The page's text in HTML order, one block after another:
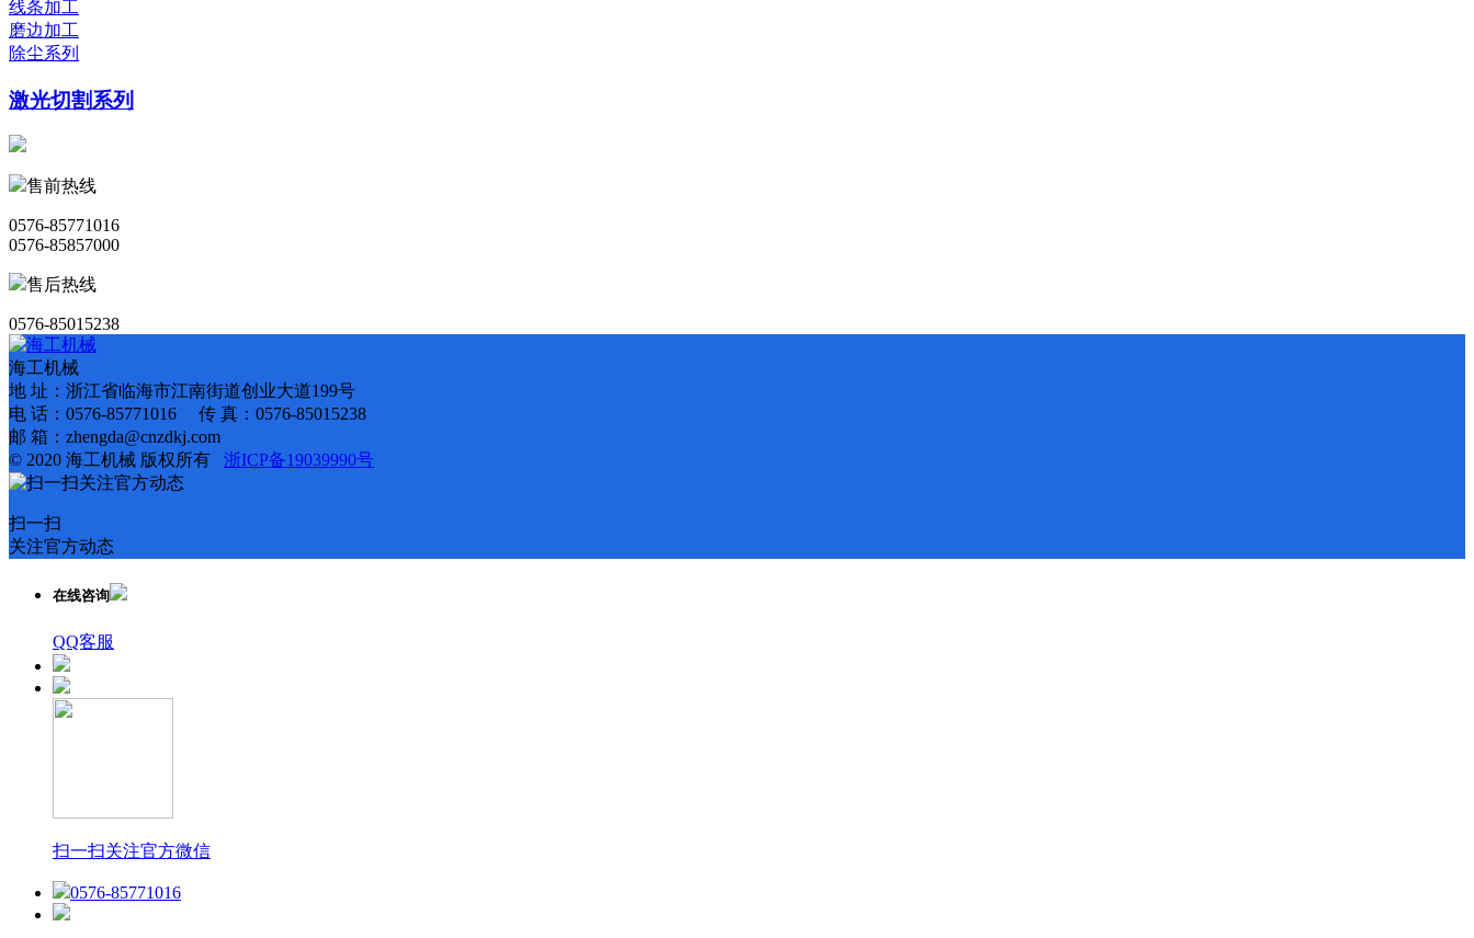
线条加工
磨边加工
除尘系列
激光切割系列
售前热线
0576-85771016
0576-85857000
售后热线
0576-85015238
海工机械
地 址：浙江省临海市江南街道创业大道199号
电 话：0576-85771016 传 真：0576-85015238
邮 箱：zhengda@cnzdkj.com
© 2020 海工机械 版权所有 浙ICP备19039990号
扫一扫
关注官方动态
在线咨询
QQ客服
扫一扫关注官方微信
0576-85771016